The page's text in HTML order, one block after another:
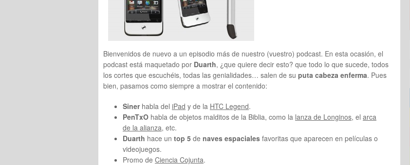
Bienvenidos de nuevo a un episodio más de nuestro (vuestro) podcast. En esta ocasión, el
podcast está maquetado por Duarth, ¿que quiere decir esto? que todo lo que sucede, todos
los cortes que escuchéis, todas las genialidades… salen de su puta cabeza enferma. Pues
bien, pasamos como siempre a mostrar el contenido:
Sinerhabla del iPad y de la HTC Legend.
PenTxO habla de objetos malditos de la Biblia, como la lanza de Longinos, el arca
de la alianza, etc.
Duarth hace un top 5 de naves espaciales favoritas que aparecen en películas o
videojuegos.
Promo de Ciencia Cojunta.